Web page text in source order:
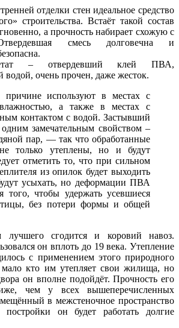
отделки стен идеальное средство
строительства. Встаёт такой состав
а прочность набирает схожую с
смесь долговечна и
– отвердевший клей ПВА,
водой, очень прочен, даже жесток.
используют в местах с
а также в местах с
контактом с водой. Застывший
одним замечательным свойством –
пар, — так что обработанные
только утеплены, но и будут
отметить то, что при сильном
из опилок будет выходить
усыхать, но деформации ПВА
того, чтобы удержать усевшиеся
без потери формы и общей
лучшего сгодится и коровий навоз.
он вплоть до 19 века. Утепление
с применением этого природного
мало кто им утепляет свои жилища, но
он вполне подойдёт. Прочность его
чем у всех вышеперечисленных
в межстеночное пространство
постройки он будет работать долгие